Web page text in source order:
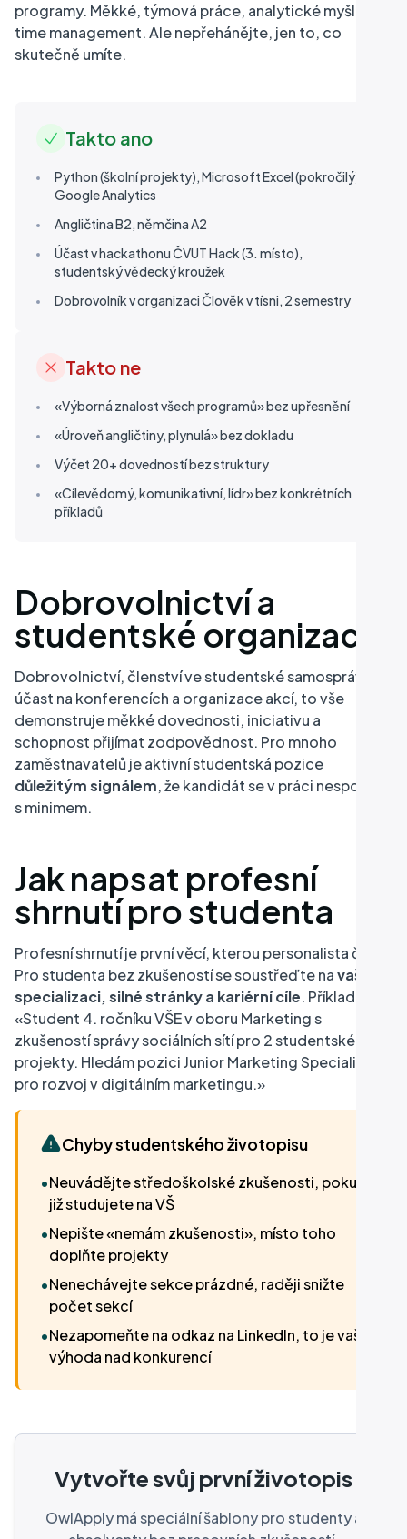
programy. Měkké, týmová práce, analytické myšlení,
time management. Ale nepřehánějte, jen to, co
skutečně umíte.
Takto ano
Python (školní projekty), Microsoft Excel (pokročilý),
Google Analytics
Angličtina B2, němčina A2
Účast v hackathonu ČVUT Hack (3. místo),
studentský vědecký kroužek
Dobrovolník v organizaci Člověk v tísni, 2 semestry
Takto ne
«Výborná znalost všech programů» bez upřesnění
«Úroveň angličtiny, plynulá» bez dokladu
Výčet 20+ dovedností bez struktury
«Cílevědomý, komunikativní, lídr» bez konkrétních
příkladů
Dobrovolnictví a
studentské organizace
Dobrovolnictví, členství ve studentské samosprávě,
účast na konferencích a organizace akcí, to vše
demonstruje měkké dovednosti, iniciativu a
schopnost přijímat zodpovědnost. Pro mnoho
zaměstnavatelů je aktivní studentská pozice
důležitým signálem, že kandidát se v práci nespokojí
s minimem.
Jak napsat profesní
shrnutí pro studenta
Profesní shrnutí je první věcí, kterou personalista čte.
Pro studenta bez zkušeností se soustřeďte navaši
specializaci, silné stránky a kariérní cíle. Příklad:
«Student 4. ročníku VŠE v oboru Marketing s
zkušeností správy sociálních sítí pro 2 studentské
projekty. Hledám pozici Junior Marketing Specialist
pro rozvoj v digitálním marketingu.»
Chyby studentského životopisu
•Neuvádějte středoškolské zkušenosti, pokud
již studujete na VŠ
•Nepište «nemám zkušenosti», místo toho
doplňte projekty
•Nenechávejte sekce prázdné, raději snižte
počet sekcí
•Nezapomeňte na odkaz na LinkedIn, to je vaše
výhoda nad konkurencí
Vytvořte svůj první životopis
OwlApply má speciální šablony pro studenty a